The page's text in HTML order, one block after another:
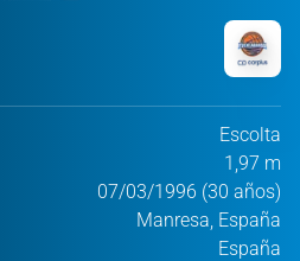
Escolta
1,97 m
07/03/1996 (30 años)
Manresa, España
España